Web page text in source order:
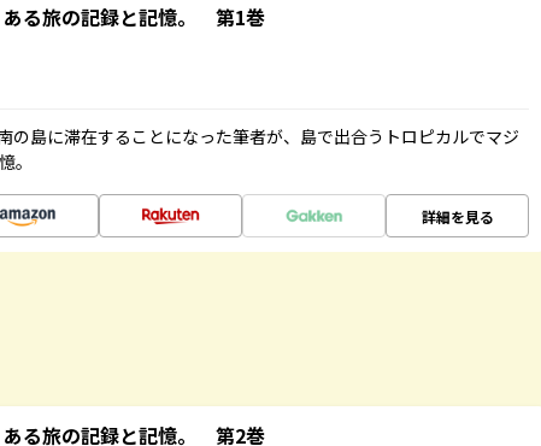
る旅の記録と記憶。 第1巻
の島に滞在することになった筆者が、島で出合うトロピカルでマジ
。
詳細を見る
る旅の記録と記憶。 第2巻